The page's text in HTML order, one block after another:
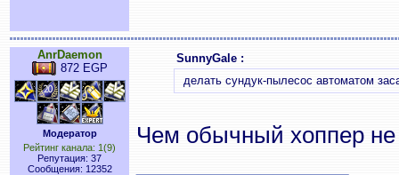
AnrDaemon
872 EGP
Модератор
Рейтинг канала: 1(9)
Репутация: 37
Сообщения: 12352
SunnyGale :
делать сундук-пылесос автоматом
Чем обычный хоппер